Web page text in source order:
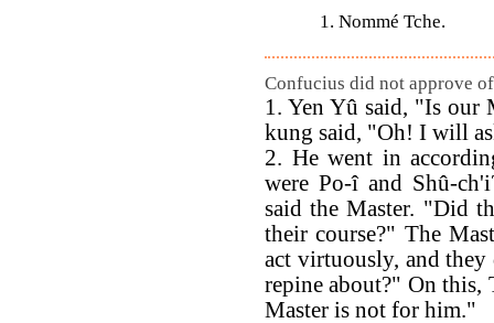
1. Nommé Tche.
Confucius did not approve
1. Yen Yû said, "Is our
kung said, "Oh! I will
2. He went in
were Po-î and Shû-
said the Master. "Did
their course?" The
act virtuously, and
repine about?" On this,
Master is not for him."